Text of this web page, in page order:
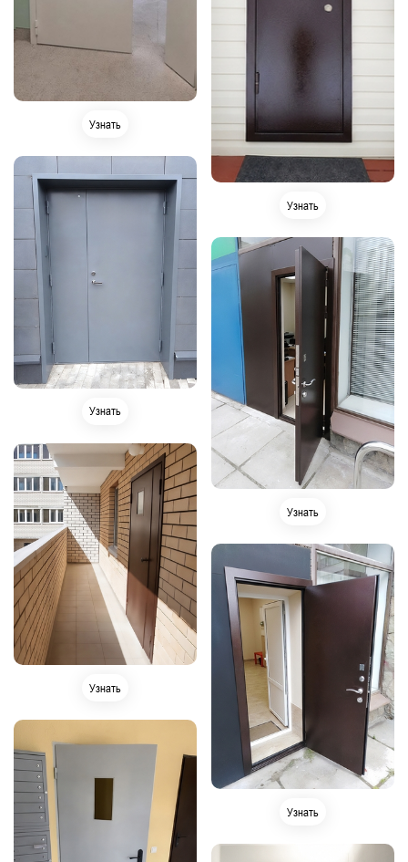
Узнать
Узнать
Узнать
Узнать
Узнать
Узнать